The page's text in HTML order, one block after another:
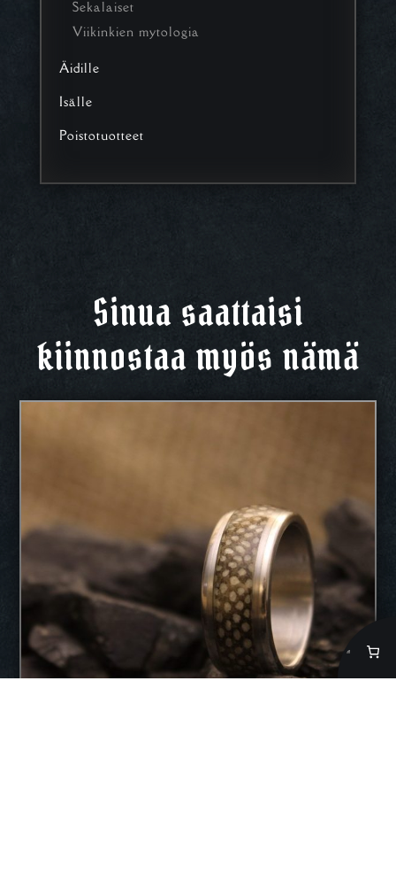
Sekalaiset
Viikinkien mytologia
Äidille
Isälle
Poistotuotteet
Sinua saattaisi
kiinnostaa myös nämä